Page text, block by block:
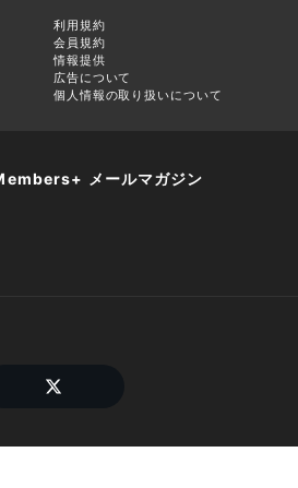
利用規約
会員規約
情報提供
広告について
個人情報の取り扱いについて
メールマガジン